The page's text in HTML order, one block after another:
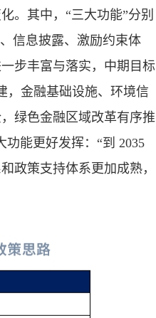
。其中，“三大功能”分别
信息披露、激励约束体
步丰富与落实，中期目标
，金融基础设施、环境信
绿色金融区域改革有序推
能更好发挥：“到 2035
政策支持体系更加成熟，